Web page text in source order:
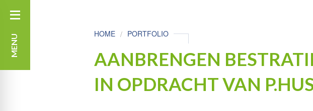
MENU
HOME PORTFOLIO
AANBRENGEN
IN OPDRACHT VAN